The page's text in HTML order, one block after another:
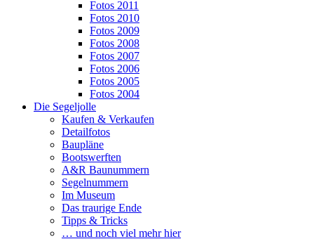
Fotos 2011
Fotos 2010
Fotos 2009
Fotos 2008
Fotos 2007
Fotos 2006
Fotos 2005
Fotos 2004
Die Segeljolle
Kaufen & Verkaufen
Detailfotos
Baupläne
Bootswerften
A&R Baunummern
Segelnummern
Im Museum
Das traurige Ende
Tipps & Tricks
… und noch viel mehr hier